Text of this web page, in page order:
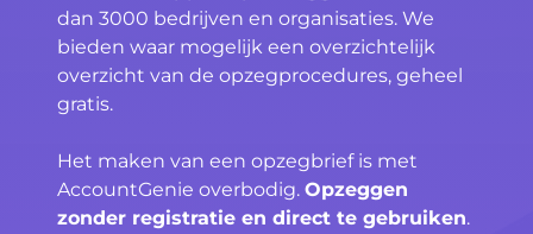
dan 3000 bedrijven en organisaties. We
bieden waar mogelijk een overzichtelijk
overzicht van de opzegprocedures, geheel
gratis.
Het maken van een opzegbrief is met
AccountGenie overbodig. Opzeggen
zonder registratie en direct te gebruiken.